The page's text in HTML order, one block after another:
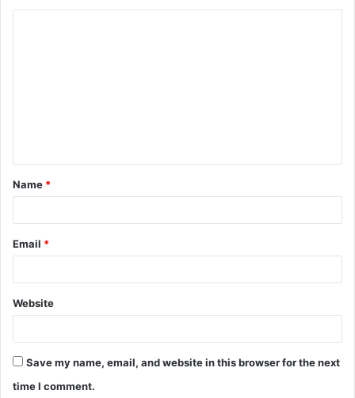
t
*
Name *
Email *
Website
Save my name, email, and website in this browser for the next
time I comment.